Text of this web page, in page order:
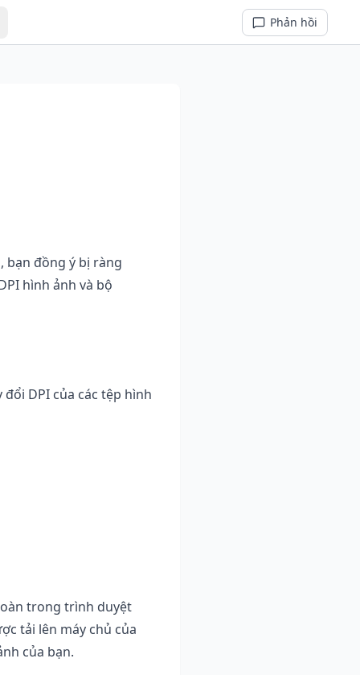
Phản hồi
bạn đồng ý bị ràng
hình ảnh và bộ
DPI của các tệp hình
trong trình duyệt
tải lên máy chủ của
của bạn.